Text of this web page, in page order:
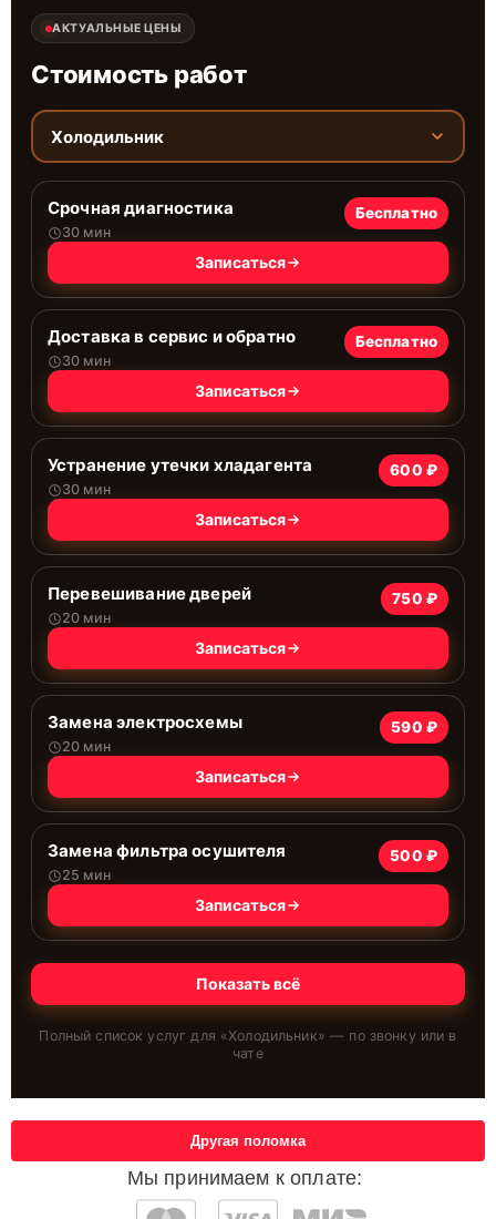
АКТУАЛЬНЫЕ ЦЕНЫ
Стоимость работ
Холодильник
Срочная диагностика
30 мин
Бесплатно
Записаться
Доставка в сервис и обратно
30 мин
Бесплатно
Записаться
Устранение утечки хладагента
30 мин
600 ₽
Записаться
Перевешивание дверей
20 мин
750 ₽
Записаться
Замена электросхемы
20 мин
590 ₽
Записаться
Замена фильтра осушителя
25 мин
500 ₽
Записаться
Показать всё
Полный список услуг для «Холодильник» — по звонку или в
чате
Мы принимаем к оплате:
Другая поломка